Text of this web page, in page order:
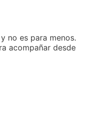
no es para menos.
acompañar desde